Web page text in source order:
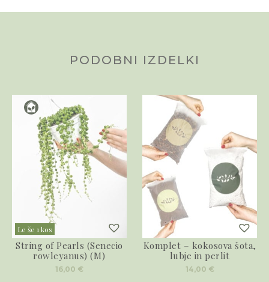
PODOBNI IZDELKI
Le še 1 kos
String of Pearls (Senecio
rowleyanus) (M)
16,00 €
Komplet – kokosova šota,
lubje in perlit
14,00 €